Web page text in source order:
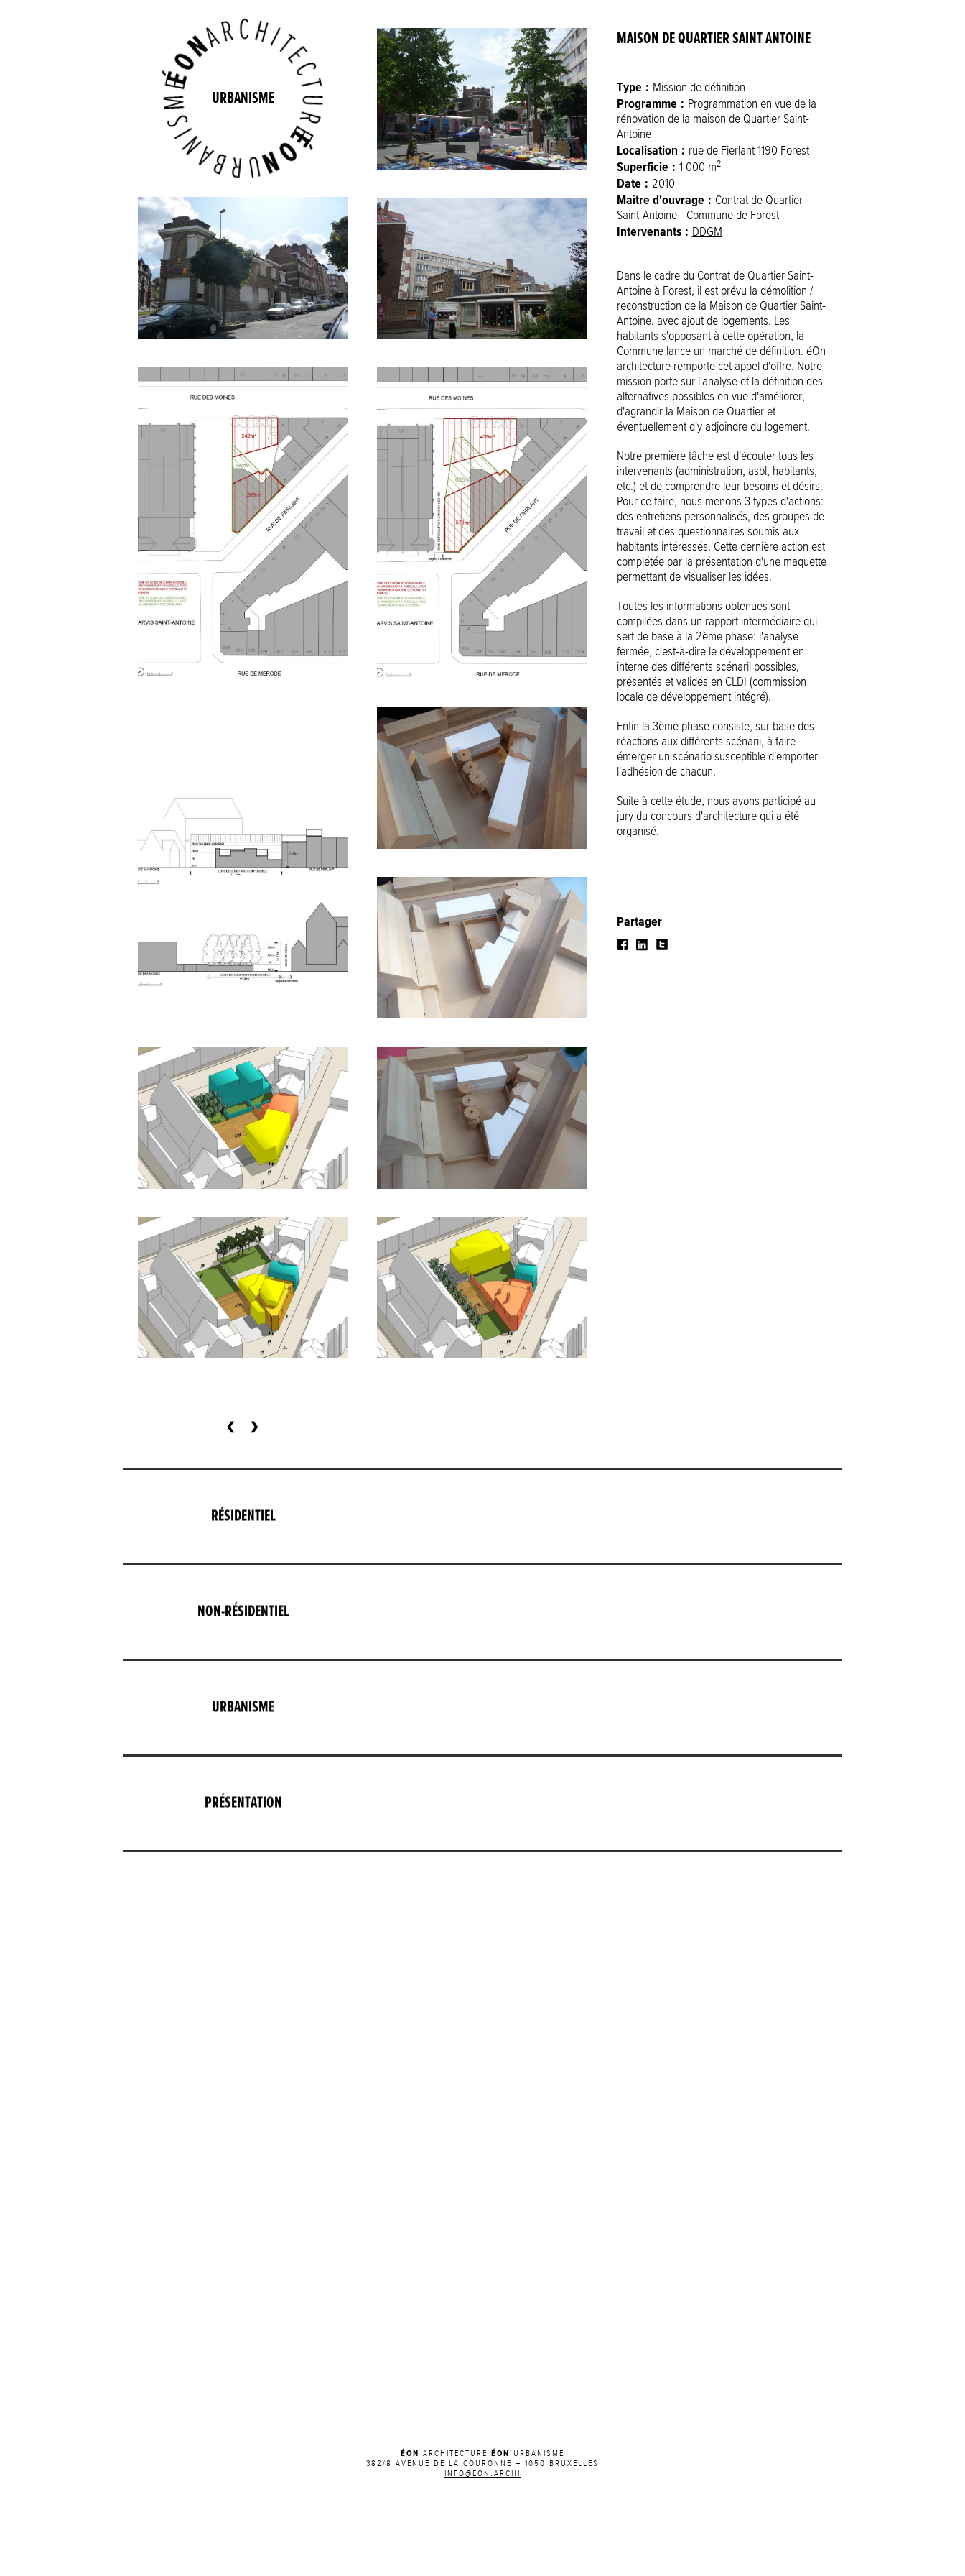
URBANISME
MAISON DE QUARTIER SAINT ANTOINE
Type Mission de définition
Programme
Programmation en vue de la
rénovation de la maison de Quartier Saint-
Antoine
Localisation rue de Fierlant 1190 Forest
Superficie 1 000 m2
Date 2010
Maître d'ouvrage
Contrat de Quartier
Saint-Antoine - Commune de Forest
Intervenants DDGM
Dans le cadre du Contrat de Quartier Saint-
Antoine à Forest, il est prévu la démolition /
reconstruction de la Maison de Quartier Saint-
Antoine, avec ajout de logements. Les
habitants s'opposant à cette opération, la
Commune lance un marché de définition. éOn
architecture remporte cet appel d'offre. Notre
mission porte sur l'analyse et la définition des
alternatives possibles en vue d'améliorer,
d'agrandir la Maison de Quartier et
éventuellement d'y adjoindre du logement.
Notre première tâche est d'écouter tous les
intervenants (administration, asbl, habitants,
etc.) et de comprendre leur besoins et désirs.
Pour ce faire, nous menons 3 types d'actions:
des entretiens personnalisés, des groupes de
travail et des questionnaires soumis aux
habitants intéressés. Cette dernière action est
complétée par la présentation d'une maquette
permettant de visualiser les idées.
Toutes les informations obtenues sont
compilées dans un rapport intermédiaire qui
sert de base à la 2ème phase: l'analyse
fermée, c'est-à-dire le développement en
interne des différents scénarii possibles,
présentés et validés en CLDI (commission
locale de développement intégré).
Enfin la 3ème phase consiste, sur base des
réactions aux différents scénarii, à faire
émerger un scénario susceptible d'emporter
l'adhésion de chacun.
Suite à cette étude, nous avons participé au
jury du concours d'architecture qui a été
organisé.
Partager
‹ ›
RÉSIDENTIEL
NON-RÉSIDENTIEL
URBANISME
PRÉSENTATION
ÉON ARCHITECTURE ÉON URBANISME
382/8 AVENUE DE LA COURONNE – 1050 BRUXELLES
INFO@EON.ARCHI